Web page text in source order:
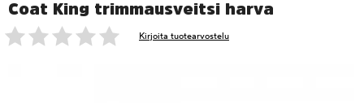
Coat King trimmausveitsi harva
Kirjoita tuotearvostelu
foo